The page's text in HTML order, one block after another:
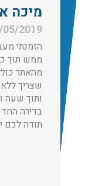
מיכה
2019
הזמנתי
ממש תוך
מהאתר
שצריך
ותוך שעה
בדירה
תודה לכם
הובלות בתל
הובלות
שירותי הובלה עם
החל מהובלת